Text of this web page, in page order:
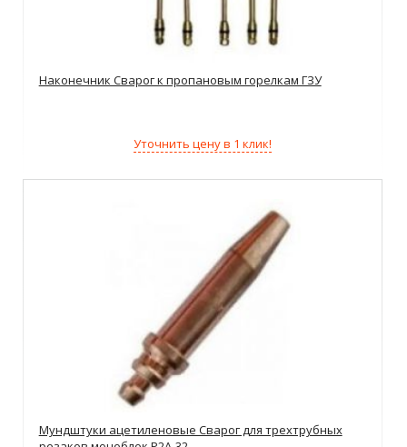
Наконечник Сварог к пропановым горелкам ГЗУ
Уточнить цену в 1 клик!
Мундштуки ацетиленовые Сварог для трехтрубных